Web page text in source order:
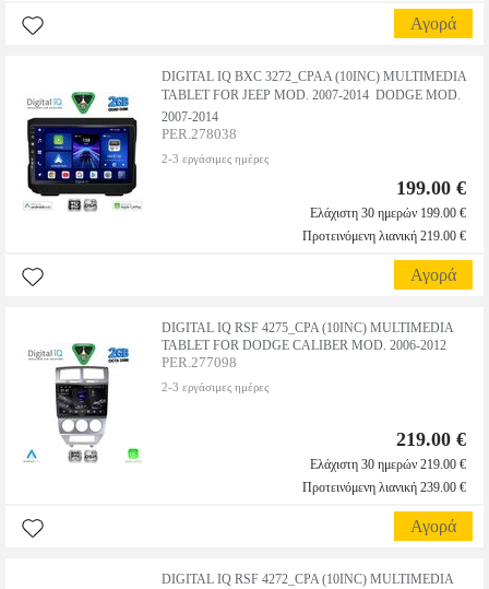
Αγορά
DIGITAL IQ BXC 3272_CPAA (10INC) MULTIMEDIA
TABLET FOR JEEP MOD. 2007-2014  DODGE MOD.
2007-2014
PER.278038
2-3 εργάσιμες ημέρες
199.00 €
Ελάχιστη 30 ημερών 199.00 €
Προτεινόμενη λιανική 219.00 €
Αγορά
DIGITAL IQ RSF 4275_CPA (10INC) MULTIMEDIA
TABLET FOR DODGE CALIBER MOD. 2006-2012
PER.277098
2-3 εργάσιμες ημέρες
219.00 €
Ελάχιστη 30 ημερών 219.00 €
Προτεινόμενη λιανική 239.00 €
Αγορά
DIGITAL IQ RSF 4272_CPA (10INC) MULTIMEDIA